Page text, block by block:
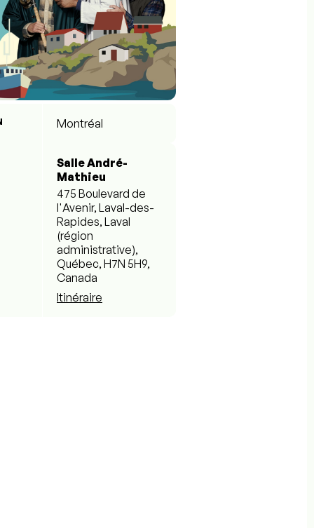
Montréal
Salle André-
Mathieu
475 Boulevard de
l'Avenir, Laval-des-
Rapides, Laval
(région
administrative),
Québec, H7N 5H9,
Canada
Itinéraire